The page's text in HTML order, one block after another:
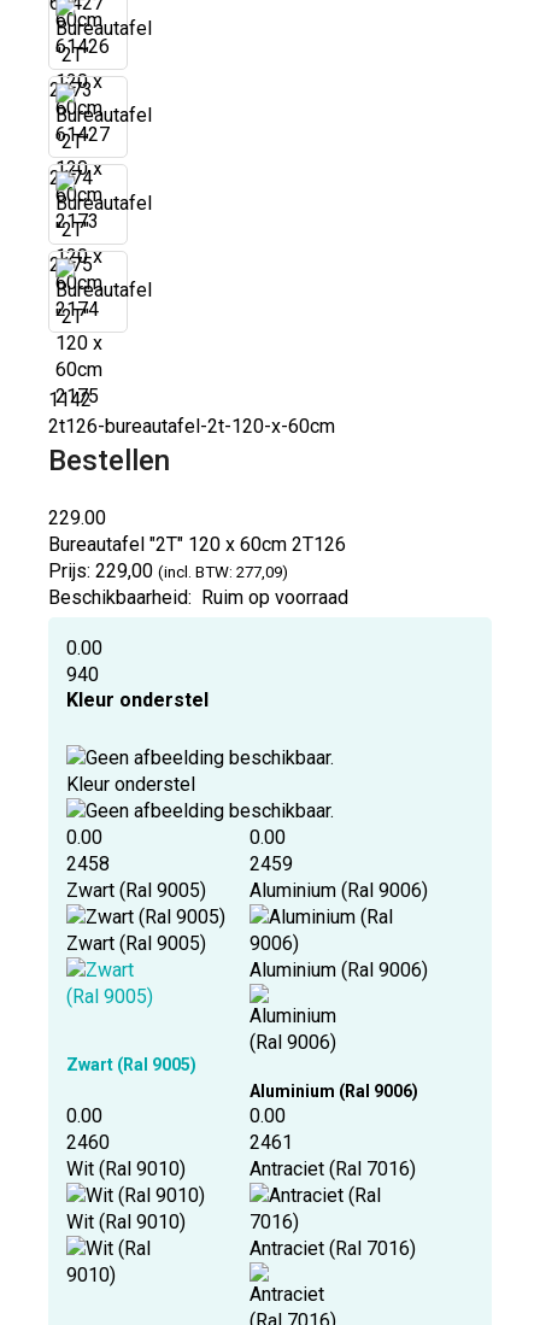
2173
2174
2175
1142
2t126-bureautafel-2t-120-x-60cm
Bestellen
229.00
Bureautafel "2T" 120 x 60cm2T126
Prijs: 229,00 (incl. BTW: 277,09)
Beschikbaarheid: Ruim op voorraad
0.00
940
Kleur onderstel
Kleur onderstel
0.00
2458
Zwart (Ral 9005)
Zwart (Ral 9005)
Zwart (Ral 9005)
0.00
2459
Aluminium (Ral 9006)
Aluminium (Ral 9006)
Aluminium (Ral 9006)
0.00
2460
Wit (Ral 9010)
Wit (Ral 9010)
0.00
2461
Antraciet (Ral 7016)
Antraciet (Ral 7016)